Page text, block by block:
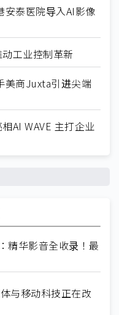
安泰医院导入AI影像
工业控制革新
美商Juxta引进尖端
AI WAVE 主打企业
精华影音全收录！最
与移动科技正在改